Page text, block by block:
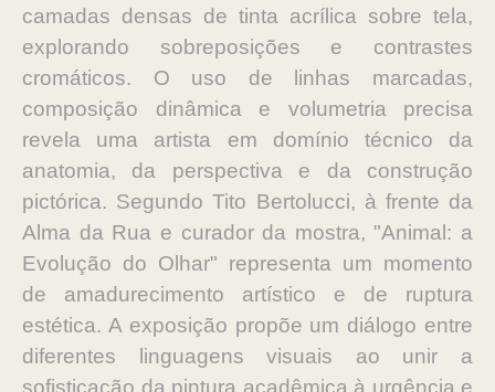
camadas densas de tinta acrílica sobre tela,
explorando sobreposições e contrastes
cromáticos. O uso de linhas marcadas,
composição dinâmica e volumetria precisa
revela uma artista em domínio técnico da
anatomia, da perspectiva e da construção
pictórica. Segundo Tito Bertolucci, à frente da
Alma da Rua e curador da mostra, "Animal: a
Evolução do Olhar" representa um momento
de amadurecimento artístico e de ruptura
estética. A exposição propõe um diálogo entre
diferentes linguagens visuais ao unir a
sofisticação da pintura acadêmica à urgência e